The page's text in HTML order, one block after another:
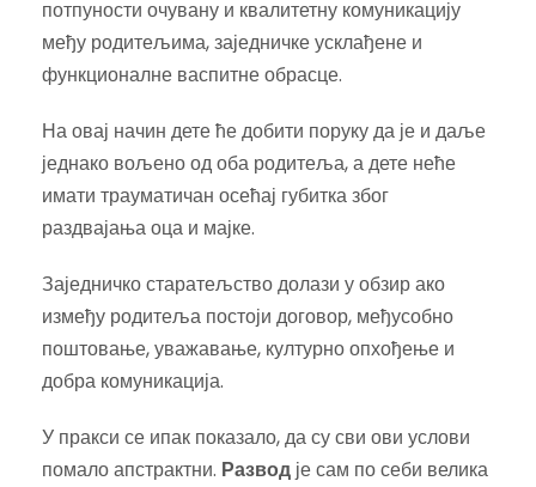
потпуности очувану и квалитетну комуникацију
међу родитељима, заједничке усклађене и
функционалне васпитне обрасце.
На овај начин дете ће добити поруку да је и даље
једнако вољено од оба родитеља, а дете неће
имати трауматичан осећај губитка због
раздвајања оца и мајке.
Заједничко старатељство долази у обзир ако
између родитеља постоји договор, међусобно
поштовање, уважавање, културно опхођење и
добра комуникација.
У пракси се ипак показало, да су сви ови услови
помало апстрактни. Развод је сам по себи велика